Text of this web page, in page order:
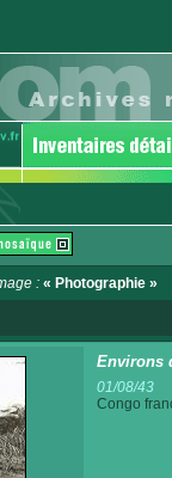
: « Photographie »
Environs
01/08/43
Congo